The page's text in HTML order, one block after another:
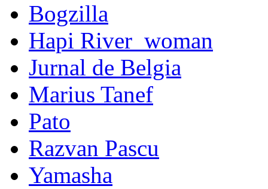
Bogzilla
Hapi River_woman
Jurnal de Belgia
Marius Tanef
Pato
Razvan Pascu
Yamasha